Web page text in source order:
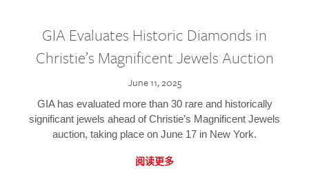
GIA Evaluates Historic Diamonds in
Christie’s Magnificent Jewels Auction
June 11, 2025
GIA has evaluated more than 30 rare and historically
significant jewels ahead of Christie’s Magnificent Jewels
auction, taking place on June 17 in New York.
阅读更多